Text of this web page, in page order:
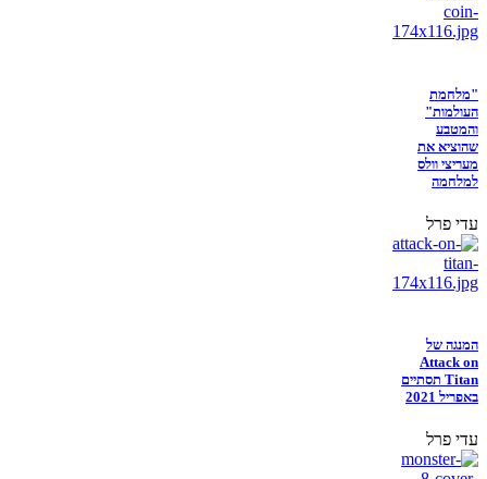
"מלחמת
העולמות"
והמטבע
שהוציא את
מעריצי וולס
למלחמה
עדי פרל
המנגה של
Attack on
Titan תסתיים
באפריל 2021
עדי פרל